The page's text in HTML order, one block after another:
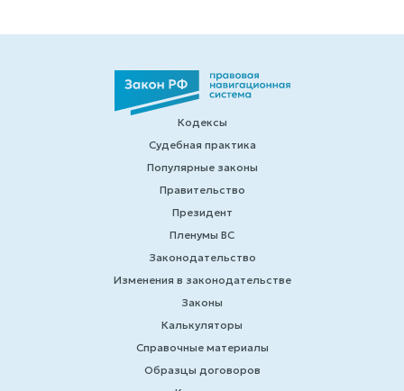
Кодексы
Судебная практика
Популярные законы
Правительство
Президент
Пленумы ВС
Законодательство
Изменения в законодательстве
Законы
Калькуляторы
Справочные материалы
Образцы договоров